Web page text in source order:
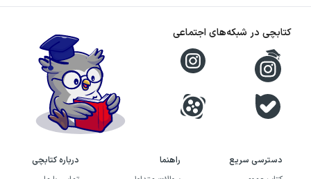
دسترسی سریع
راهنما
درباره کتابچی
کتابچی در شبکه‌های اجتماعی